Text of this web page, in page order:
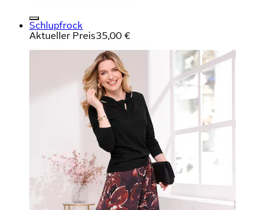
Schlupfrock
Aktueller Preis35,00 €